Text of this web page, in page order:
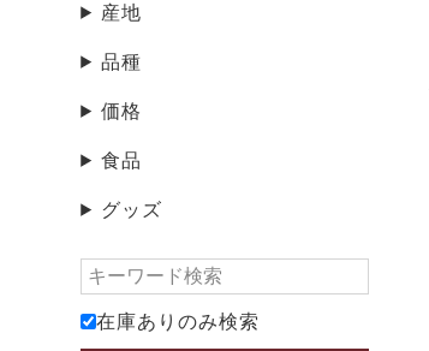
産地
品種
価格
食品
グッズ
在庫ありのみ検索